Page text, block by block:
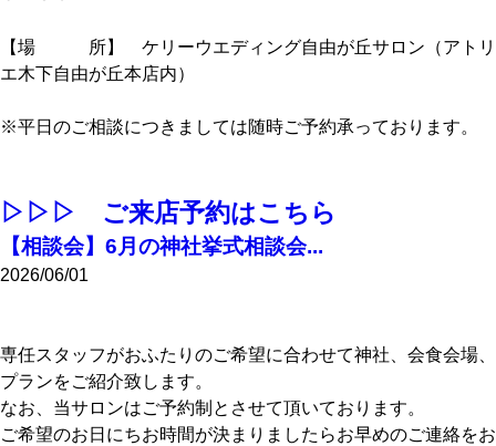
【場 所】 ケリーウエディング自由が丘サロン（アトリ
エ木下自由が丘本店内）
※平日のご相談につきましては随時ご予約承っております。
▷▷▷ ご来店予約はこちら
【相談会】6月の神社挙式相談会...
2026/06/01
専任スタッフがおふたりのご希望に合わせて神社、会食会場、
プランをご紹介致します。
なお、当サロンはご予約制とさせて頂いております。
ご希望のお日にちお時間が決まりましたらお早めのご連絡をお